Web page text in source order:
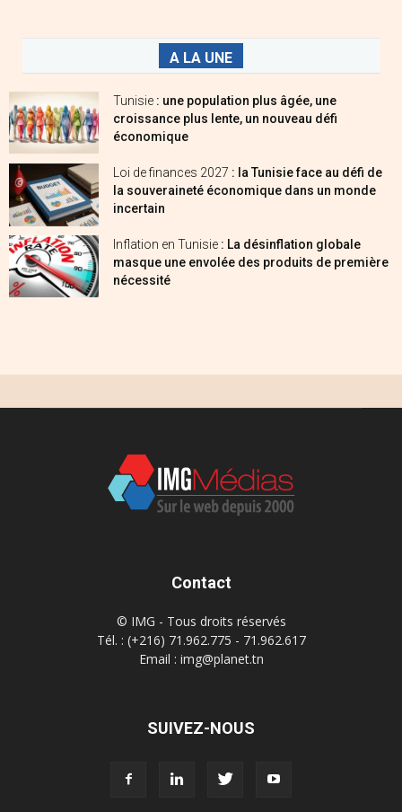
A LA UNE
Tunisie : une population plus âgée, une
croissance plus lente, un nouveau défi
économique
Loi de finances 2027 : la Tunisie face au défi de
la souveraineté économique dans un monde
incertain
Inflation en Tunisie : La désinflation globale
masque une envolée des produits de première
nécessité
Contact
© IMG - Tous droits réservés
Tél. : (+216) 71.962.775 - 71.962.617
Email : img@planet.tn
SUIVEZ-NOUS